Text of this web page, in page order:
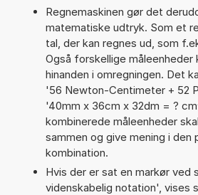
Regnemaskinen gør det
matematiske udtryk. Som et
tal, der kan regnes ud, som
Også forskellige måleenheder
hinanden i omregningen. Det
'56 Newton-Centimeter + 52
'40mm x 36cm x 32dm = ?
kombinerede måleenheder
sammen og give mening i
kombination.
Hvis der er sat en markør ved
videnskabelig notation', vises